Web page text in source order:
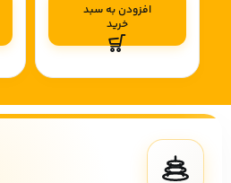
افزودن به سبد
خرید